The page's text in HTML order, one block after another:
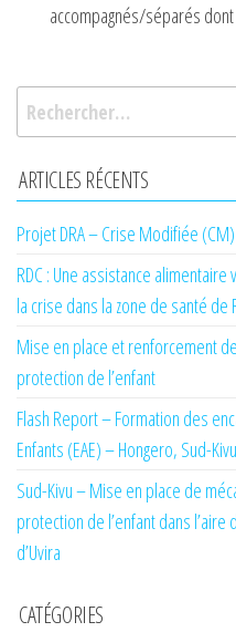
accompagnés/séparés
Rechercher :
ARTICLES RÉCENTS
Projet DRA – Crise Modifiée (CM)
RDC : Une assistance
la crise dans la zone de santé de
Mise en place et renforcement
protection de l’enfant
Flash Report – Formation des
Enfants (EAE) – Hongero, Sud-Kivu
Sud-Kivu – Mise en place de
protection de l’enfant dans
d’Uvira
CATÉGORIES